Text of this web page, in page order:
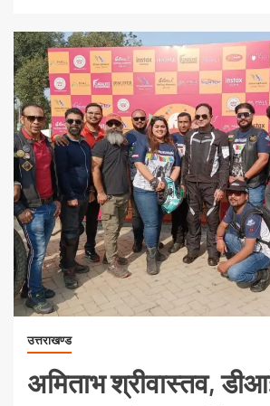
उत्तराखण्ड
अमिताभ श्रीवास्तव,